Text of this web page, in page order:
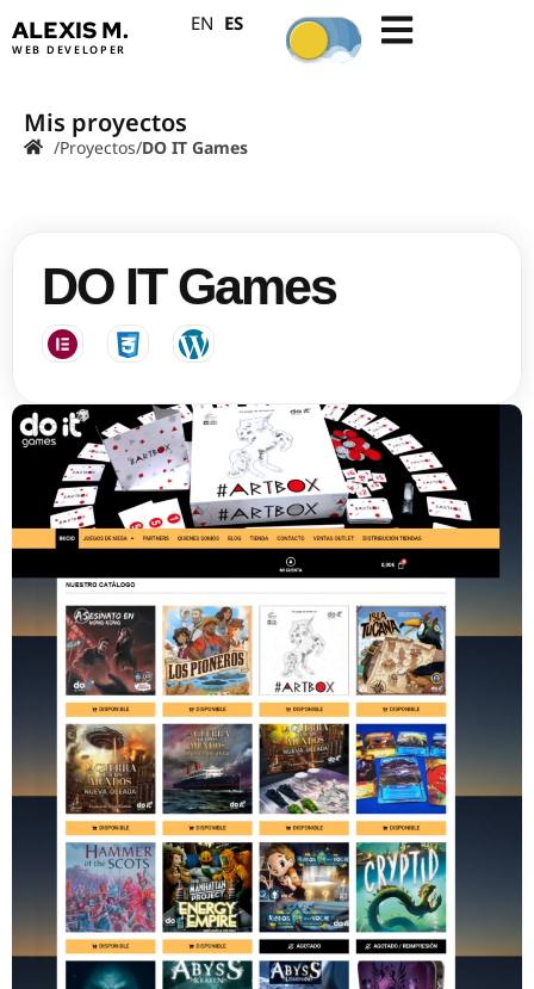
ALEXIS M.
WEB DEVELOPER
EN ES
Mis proyectos
/Proyectos/DO IT Games
DO IT Games